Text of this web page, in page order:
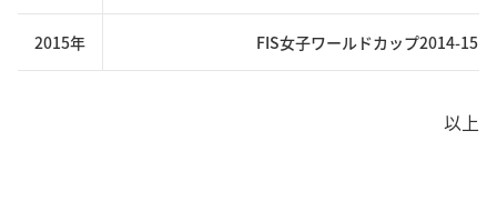
2015年 FIS女子ワールドカップ2014-15
以上